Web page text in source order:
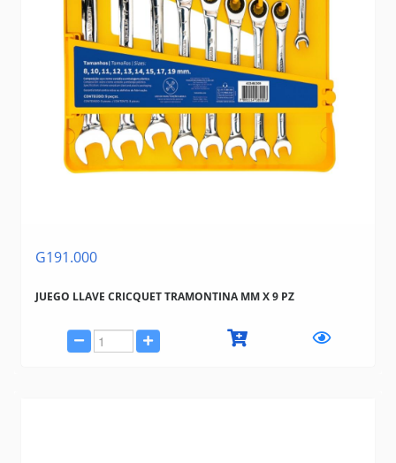
G191.000
JUEGO LLAVE CRICQUET TRAMONTINA MM X 9 PZ